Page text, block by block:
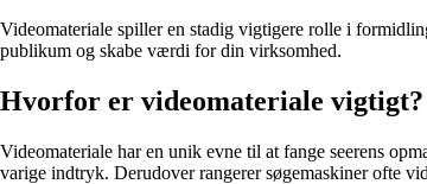
Videomateriale spiller en stadig vigtigere rolle i
publikum og skabe værdi for din virksomhed.
Hvorfor er videomateriale vigtigt?
Videomateriale har en unik evne til at fange seerens
varige indtryk. Derudover rangerer søgemaskiner ofte